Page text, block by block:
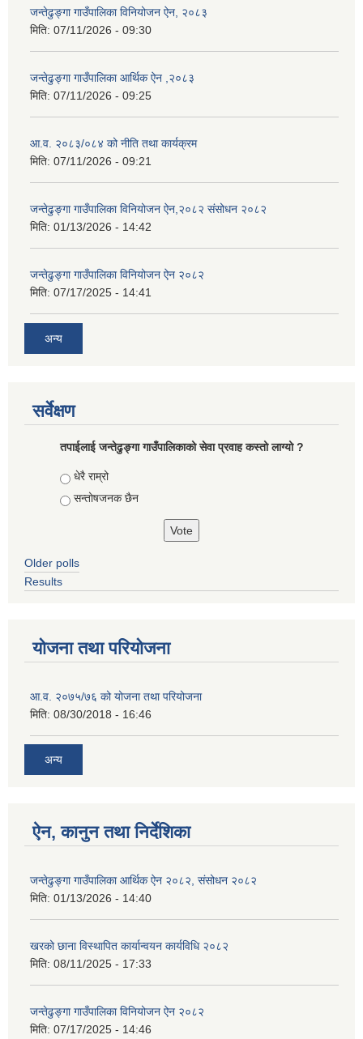
जन्तेढुङ्गा गाउँपालिका विनियोजन ऐन, २०८३
मिति: 07/11/2026 - 09:30
जन्तेढुङ्गा गाउँपालिका आर्थिक ऐन ,२०८३
मिति: 07/11/2026 - 09:25
आ.व. २०८३/०८४ को नीति तथा कार्यक्रम
मिति: 07/11/2026 - 09:21
जन्तेढुङ्गा गाउँपालिका विनियोजन ऐन,२०८२ संसोधन २०८२
मिति: 01/13/2026 - 14:42
जन्तेढुङ्गा गाउँपालिका विनियोजन ऐन २०८२
मिति: 07/17/2025 - 14:41
अन्य
सर्वेक्षण
तपाईलाई जन्तेढुङ्गा गाउँपालिकाको सेवा प्रवाह कस्तो लाग्यो ?
Choices
धेरै राम्रो
सन्तोषजनक छैन
Older polls
Results
योजना तथा परियोजना
आ.व. २०७५/७६ को योजना तथा परियोजना
मिति: 08/30/2018 - 16:46
अन्य
ऐन, कानुन तथा निर्देशिका
जन्तेढुङ्गा गाउँपालिका आर्थिक ऐन २०८२, संसोधन २०८२
मिति: 01/13/2026 - 14:40
खरको छाना विस्थापित कार्यान्वयन कार्यविधि २०८२
मिति: 08/11/2025 - 17:33
जन्तेढुङ्गा गाउँपालिका विनियोजन ऐन २०८२
मिति: 07/17/2025 - 14:46